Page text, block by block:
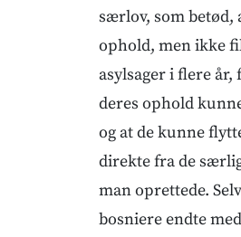
særlov, som betød,
ophold, men ikke
asylsager i flere år,
deres ophold
og at de kunne
direkte fra de
man oprettede.
bosniere endte